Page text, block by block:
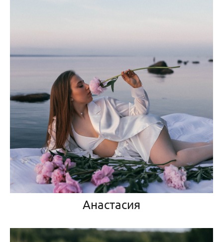
Анастасия